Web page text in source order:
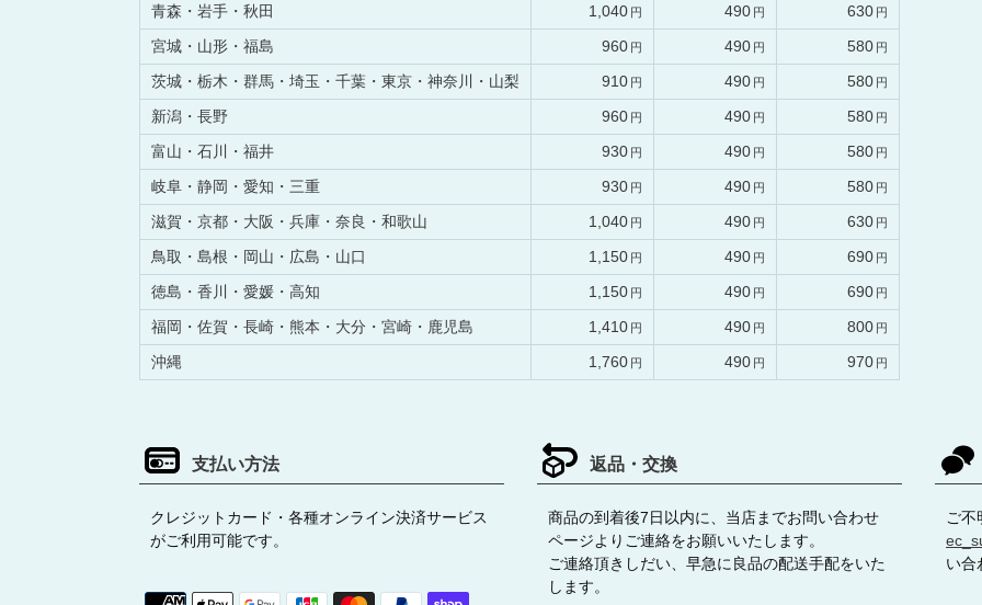
青森・ 岩手・ 秋田 1,040 490
630
宮城・ 山形・ 福島 960 490
580
茨城・ 栃木・ 群馬・ 埼玉・ 千葉・ 東京・ 神奈川・ 山梨 910 490
580
新潟・ 長野 960 490
580
富山・ 石川・ 福井 930 490
580
岐阜・ 静岡・ 愛知・ 三重 930 490
580
滋賀・ 京都・ 大阪・ 兵庫・ 奈良・ 和歌山 1,040 490
630
鳥取・ 島根・ 岡山・ 広島・ 山口 1,150 490
690
徳島・ 香川・ 愛媛・ 高知 1,150 490
690
福岡・ 佐賀・ 長崎・ 熊本・ 大分・ 宮崎・ 鹿児島 1,410 490
800
沖縄
1,760 490 970
支払い方法
クレジットカード・各種オンライン決済サービス
がご利用可能です。
返品・交換
商品の到着後7日以内に、当店までお問い合わせ
ページよりご連絡をお願いいたします。
ご連絡頂きしだい、早急に良品の配送手配をいた
します。
ご不
い合